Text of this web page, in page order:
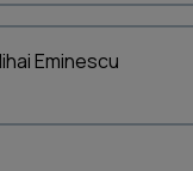
Eminescu